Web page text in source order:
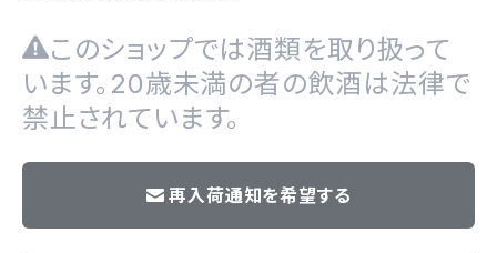
このショップでは酒類を取り扱って
います。20歳未満の者の飲酒は法律で
禁止されています。
再入荷通知を希望する